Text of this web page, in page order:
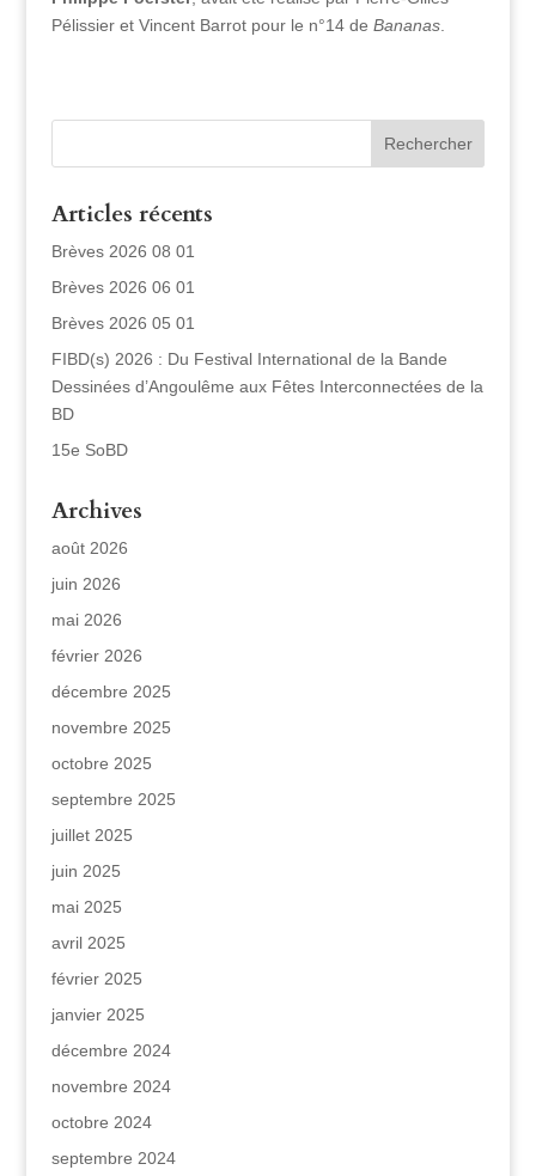
Pélissier et Vincent Barrot pour le n°14 de Bananas.
Articles récents
Brèves 2026 08 01
Brèves 2026 06 01
Brèves 2026 05 01
FIBD(s) 2026 : Du Festival International de la Bande
Dessinées d’Angoulême aux Fêtes Interconnectées de la
BD
15e SoBD
Archives
août 2026
juin 2026
mai 2026
février 2026
décembre 2025
novembre 2025
octobre 2025
septembre 2025
juillet 2025
juin 2025
mai 2025
avril 2025
février 2025
janvier 2025
décembre 2024
novembre 2024
octobre 2024
septembre 2024